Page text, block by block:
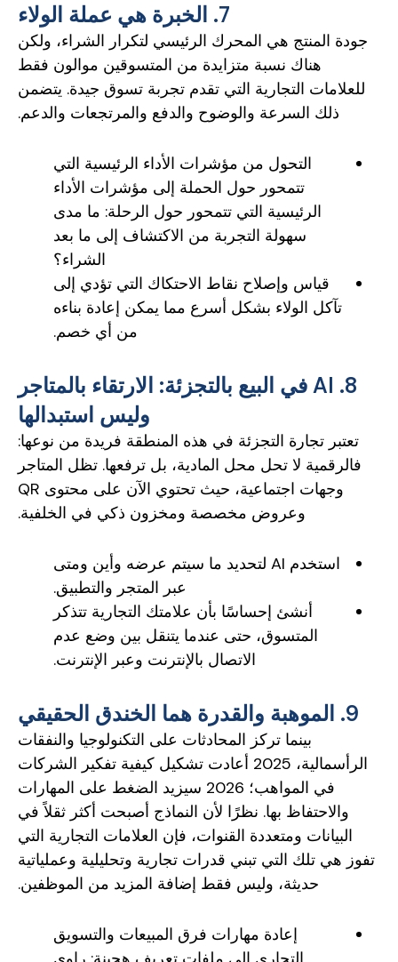
7. الخبرة هي عملة الولاء
جودة المنتج هي المحرك الرئيسي لتكرار الشراء، ولكن
هناك نسبة متزايدة من المتسوقين موالون فقط
للعلامات التجارية التي تقدم تجربة تسوق جيدة. يتضمن
ذلك السرعة والوضوح والدفع والمرتجعات والدعم.
التحول من مؤشرات الأداء الرئيسية التي
تتمحور حول الحملة إلى مؤشرات الأداء
الرئيسية التي تتمحور حول الرحلة: ما مدى
سهولة التجربة من الاكتشاف إلى ما بعد
الشراء؟
قياس وإصلاح نقاط الاحتكاك التي تؤدي إلى
تآكل الولاء بشكل أسرع مما يمكن إعادة بناءه
من أي خصم.
8. AI في البيع بالتجزئة: الارتقاء بالمتاجر
وليس استبدالها
تعتبر تجارة التجزئة في هذه المنطقة فريدة من نوعها:
فالرقمية لا تحل محل المادية، بل ترفعها. تظل المتاجر
وجهات اجتماعية، حيث تحتوي الآن على محتوى QR
وعروض مخصصة ومخزون ذكي في الخلفية.
استخدم AI لتحديد ما سيتم عرضه وأين ومتى
عبر المتجر والتطبيق.
أنشئ إحساسًا بأن علامتك التجارية تتذكر
المتسوق، حتى عندما يتنقل بين وضع عدم
الاتصال بالإنترنت وعبر الإنترنت.
9. الموهبة والقدرة هما الخندق الحقيقي
بينما تركز المحادثات على التكنولوجيا والنفقات
الرأسمالية، 2025 أعادت تشكيل كيفية تفكير الشركات
في المواهب؛ 2026 سيزيد الضغط على المهارات
والاحتفاظ بها. نظرًا لأن النماذج أصبحت أكثر ثقلاً في
البيانات ومتعددة القنوات، فإن العلامات التجارية التي
تفوز هي تلك التي تبني قدرات تجارية وتحليلية وعملياتية
حديثة، وليس فقط إضافة المزيد من الموظفين.
إعادة مهارات فرق المبيعات والتسويق